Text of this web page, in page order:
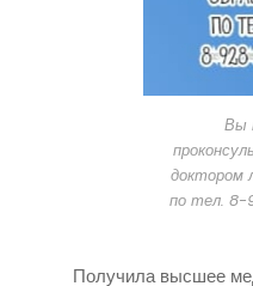
Вы
доктором
по тел.
Получила высшее